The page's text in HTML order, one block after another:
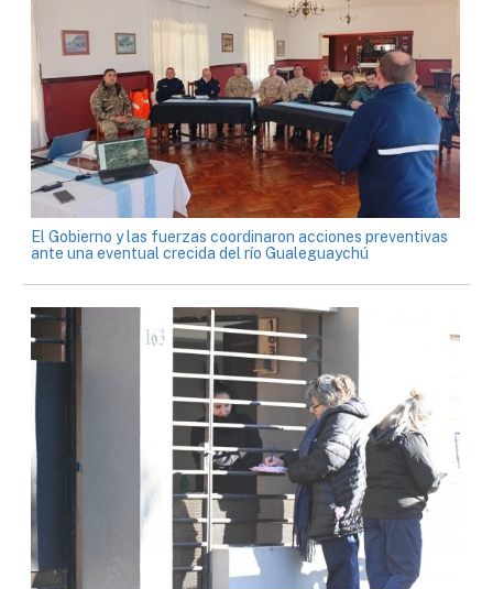
El Gobierno y las fuerzas coordinaron acciones preventivas
ante una eventual crecida del río Gualeguaychú